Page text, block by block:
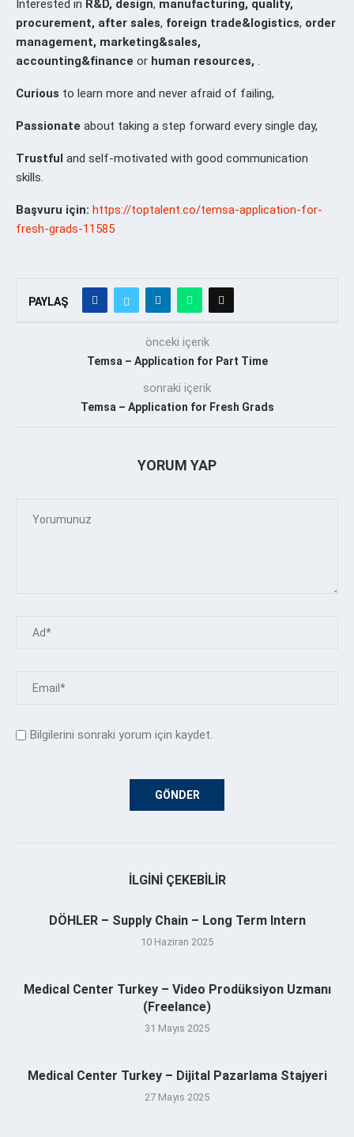
Interested in R&D, design, manufacturing, quality,
procurement, after sales, foreign trade&logistics, order
management, marketing&sales,
accounting&finance or human resources, .
Curious to learn more and never afraid of failing,
Passionate about taking a step forward every single day,
Trustful and self-motivated with good communication
skills.
Başvuru için: https://toptalent.co/temsa-application-for-
fresh-grads-11585
PAYLAŞ
önceki içerik
Temsa – Application for Part Time
sonraki içerik
Temsa – Application for Fresh Grads
YORUM YAP
Bilgilerini sonraki yorum için kaydet.
İLGINI ÇEKEBILIR
DÖHLER – Supply Chain – Long Term Intern
10 Haziran 2025
Medical Center Turkey – Video Prodüksiyon Uzmanı
(Freelance)
31 Mayıs 2025
Medical Center Turkey – Dijital Pazarlama Stajyeri
27 Mayıs 2025